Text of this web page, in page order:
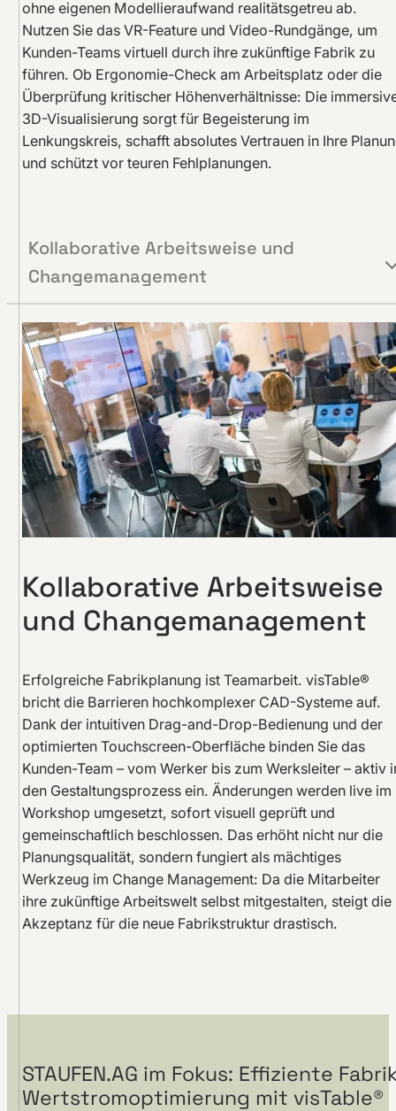
Kollaborative Arbeitsweise und
Changemanagement
ohne eigenen Modellieraufwand realitätsgetreu ab.
Nutzen Sie das VR-Feature und Video-Rundgänge, um
Kunden-Teams virtuell durch ihre zukünftige Fabrik zu
führen. Ob Ergonomie-Check am Arbeitsplatz oder die
Überprüfung kritischer Höhenverhältnisse: Die
3D-Visualisierung sorgt für Begeisterung im
Lenkungskreis, schafft absolutes Vertrauen in Ihre
und schützt vor teuren Fehlplanungen.
Kollaborative Arbeitsweise
und Changemanagement
Erfolgreiche Fabrikplanung ist Teamarbeit. visTable®
bricht die Barrieren hochkomplexer CAD-Systeme auf.
Dank der intuitiven Drag-and-Drop-Bedienung und der
optimierten Touchscreen-Oberfläche binden Sie das
Kunden-Team – vom Werker bis zum Werksleiter – aktiv
den Gestaltungsprozess ein. Änderungen werden live im
Workshop umgesetzt, sofort visuell geprüft und
gemeinschaftlich beschlossen. Das erhöht nicht nur die
Planungsqualität, sondern fungiert als mächtiges
Werkzeug im Change Management: Da die Mitarbeiter
ihre zukünftige Arbeitswelt selbst mitgestalten, steigt die
Akzeptanz für die neue Fabrikstruktur drastisch.
STAUFEN.AG im Fokus: Effiziente
Wertstromoptimierung mit visTable®